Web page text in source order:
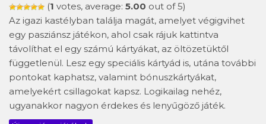
(1 votes, average: 5.00 out of 5)
Az igazi kastélyban találja magát, amelyet végigvihet
egy pasziánsz játékon, ahol csak rájuk kattintva
távolíthat el egy számú kártyákat, az öltözetüktől
függetlenül. Lesz egy speciális kártyád is, utána további
pontokat kaphatsz, valamint bónuszkártyákat,
amelyekért csillagokat kapsz. Logikailag nehéz,
ugyanakkor nagyon érdekes és lenyűgöző játék.